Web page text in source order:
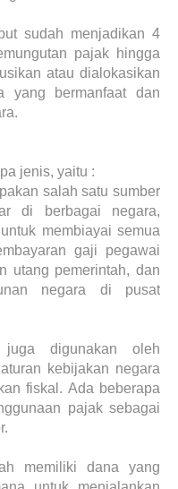
sudah menjadikan 4
pajak hingga
atau dialokasikan
yang bermanfaat dan
jenis, yaitu :
salah satu sumber
di berbagai negara,
membiayai semua
gaji pegawai
utang pemerintah, dan
negara di pusat
digunakan oleh
kebijakan negara
fiskal. Ada beberapa
pajak sebagai
memiliki dana yang